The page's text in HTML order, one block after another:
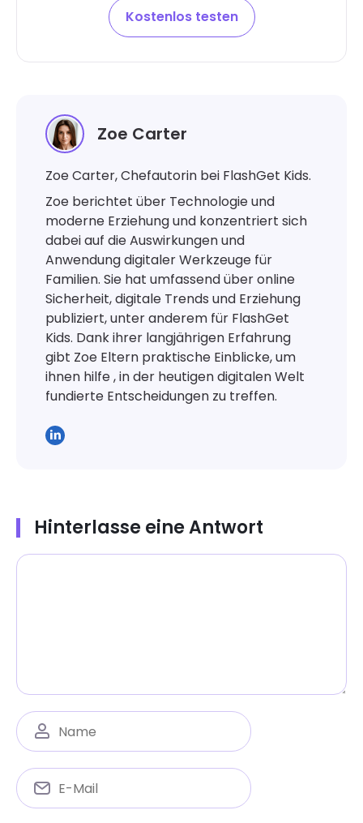
Kostenlos testen
Zoe Carter
Zoe Carter, Chefautorin bei FlashGet Kids.
Zoe berichtet über Technologie und
moderne Erziehung und konzentriert sich
dabei auf die Auswirkungen und
Anwendung digitaler Werkzeuge für
Familien. Sie hat umfassend über online
Sicherheit, digitale Trends und Erziehung
publiziert, unter anderem für FlashGet
Kids. Dank ihrer langjährigen Erfahrung
gibt Zoe Eltern praktische Einblicke, um
ihnen hilfe , in der heutigen digitalen Welt
fundierte Entscheidungen zu treffen.
Hinterlasse eine Antwort